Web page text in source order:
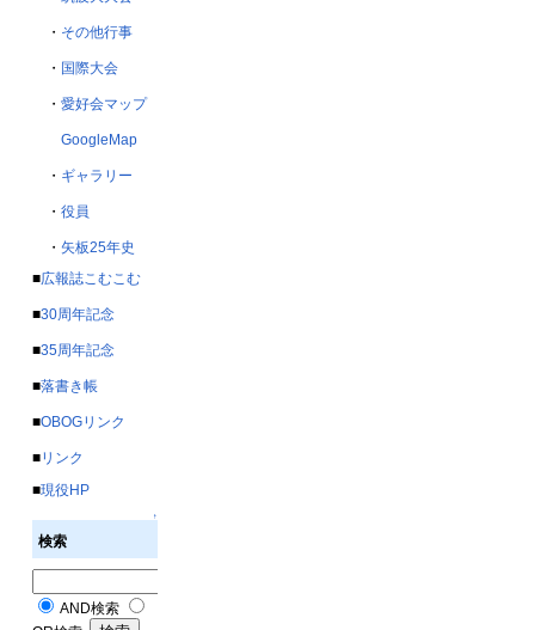
・ その他行事
・ 国際大会
・ 愛好会マップ
GoogleMap
・ ギャラリー
・ 役員
・ 矢板25年史
■広報誌こむこむ
■30周年記念
■35周年記念
■落書き帳
■OBOGリンク
■リンク
■現役HP
↑
検索
AND検索